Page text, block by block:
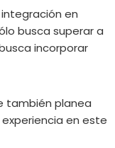
en
busca superar a
incorporar
también planea
en este